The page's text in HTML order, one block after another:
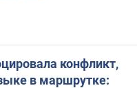
конфликт,
в маршрутке: